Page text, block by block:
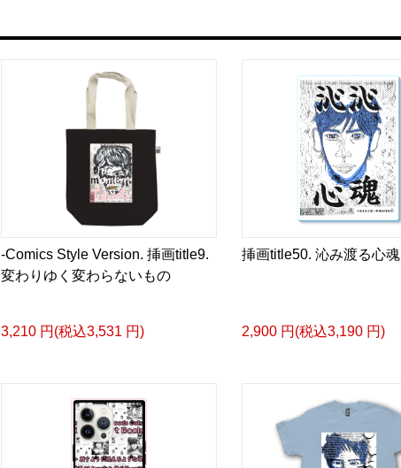
日本語版: https://amzn.asia/d/1pxD3g4
小説 [弛まぬ言霊] 挿画&グッズカタログ
<デザイン画集:Comics Style Version.>
＜著者:挿画作成＞ 凛々風 猛 -リリカゼタケル
日本語版: https://amzn.asia/d/fxD6D5U
小説 [弛まぬ言霊] <挿画:スケッチ&塗り絵ver.>
-挿画デザイン画集&グッズカタログ-
＜著者/小説:作詞:挿画作成＞
凛々風 猛-リリカゼタケル
小説 [刺すように燃えるような眼差しは] -Version1.
挿画&グッズカタログ <デザイン画集:BEST版>
＜著者:挿画作成＞ 凛々風 猛 -リリカゼタケル
-Comics Style Version. 挿画title9.
変わりゆく変わらないもの
3,210 円(税込3,531 円)
挿画title50. 沁み渡る心魂
2,900 円(税込3,190 円)